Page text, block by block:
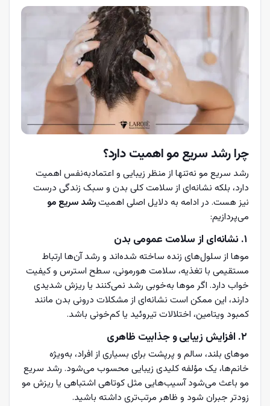
چرا رشد سریع مو اهمیت دارد؟
رشد سریع مو نه‌تنها از منظر زیبایی و اعتمادبه‌نفس اهمیت
دارد، بلکه نشانه‌ای از سلامت کلی بدن و سبک زندگی درست
نیز هست. در ادامه به دلایل اصلی اهمیترشد سریع مو
می‌پردازیم:
موها از سلول‌های زنده ساخته شده‌اند و رشد آن‌ها ارتباط
مستقیمی با تغذیه، سلامت هورمونی، سطح استرس و کیفیت
خواب دارد. اگر موها به‌خوبی رشد نمی‌کنند یا ریزش شدیدی
دارند، این ممکن است نشانه‌ای از مشکلات درونی بدن مانند
کمبود ویتامین، اختلالات تیروئید یا کم‌خونی باشد.
موهای بلند، سالم و پرپشت برای بسیاری از افراد، به‌ویژه
خانم‌ها، یک مؤلفه کلیدی زیبایی محسوب می‌شود. رشد سریع
مو باعث می‌شود آسیب‌هایی مثل کوتاهی اشتباهی یا ریزش مو
زودتر جبران شود و ظاهر مرتب‌تری داشته باشید.